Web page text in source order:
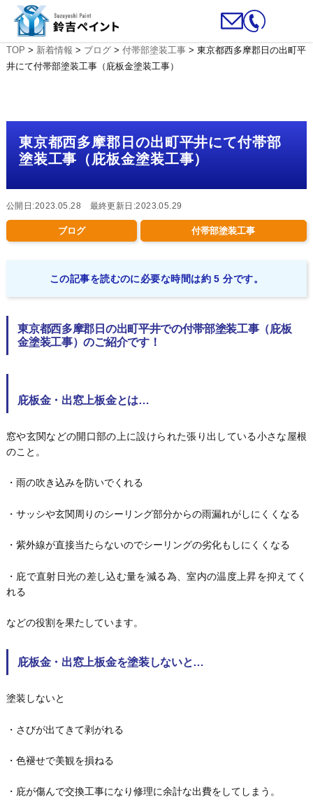
TOP > 新着情報 > ブログ> 付帯部塗装工事> 東京都西多摩郡日の出町平
井にて付帯部塗装工事（庇板金塗装工事）
東京都西多摩郡日の出町平井にて付帯部
塗装工事（庇板金塗装工事）
公開日:2023.05.28 最終更新日:2023.05.29
ブログ 付帯部塗装工事
この記事を読むのに必要な時間は約 5 分です。
東京都西多摩郡日の出町平井での付帯部塗装工事（庇板
金塗装工事）のご紹介です！
庇板金・出窓上板金とは…
窓や玄関などの開口部の上に設けられた張り出している小さな屋根
のこと。
・雨の吹き込みを防いでくれる
・サッシや玄関周りのシーリング部分からの雨漏れがしにくくなる
・紫外線が直接当たらないのでシーリングの劣化もしにくくなる
・庇で直射日光の差し込む量を減る為、室内の温度上昇を抑えてく
れる
などの役割を果たしています。
庇板金・出窓上板金を塗装しないと…
塗装しないと
・さびが出てきて剥がれる
・色褪せで美観を損ねる
・庇が傷んで交換工事になり修理に余計な出費をしてしまう。